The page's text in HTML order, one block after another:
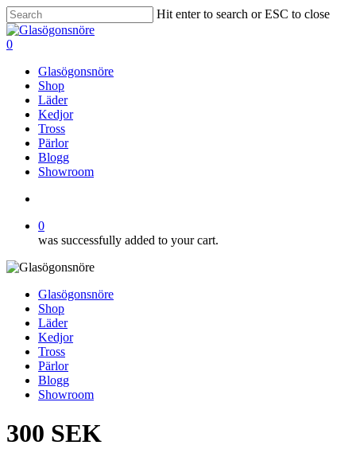
Skip
to
main
Hit enter to search or ESC to close
Close
Search
search
0
Glasögonsnöre
Shop
Läder
Kedjor
Tross
Pärlor
Blogg
Showroom
0
was successfully added to your cart.
Glasögonsnöre
Shop
Läder
Kedjor
Tross
Pärlor
Blogg
Showroom
300 SEK